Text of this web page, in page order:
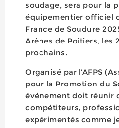
soudage, sera pour la
équipementier officiel
France de Soudure
Arènes de Poitiers, les
prochains.
Organisé par l’AFPS
pour la Promotion du
événement doit réunir
compétiteurs,
expérimentés comme